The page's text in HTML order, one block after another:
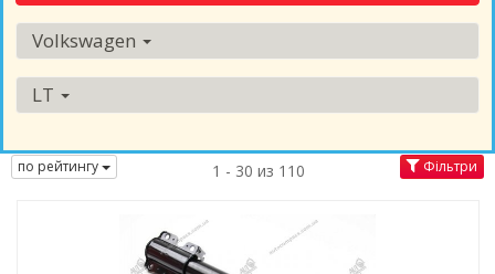
Volkswagen
LT
по рейтингу 1 - 30 из 110 Фільтри